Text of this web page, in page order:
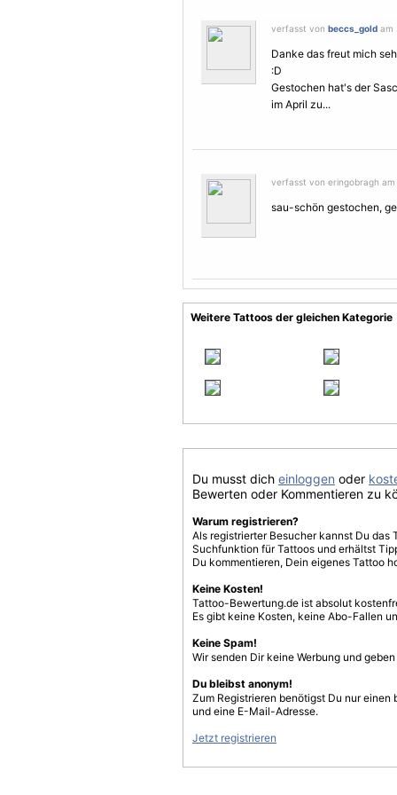
verfasst von beccs_gold am
Danke das freut mich
:D
Gestochen hat's der
im April zu...
verfasst von eringobragh
sau-schön gestochen,
Weitere Tattoos der gleichen Kategorie
Du musst dich einloggen oder
Bewerten oder Kommentieren zu
Warum registrieren?
Als registrierter Besucher kannst Du
Suchfunktion für Tattoos und erhältst
Du kommentieren, Dein eigenes Tattoo
Keine Kosten!
Tattoo-Bewertung.de ist absolut
Es gibt keine Kosten, keine Abo-Fallen
Keine Spam!
Wir senden Dir keine Werbung und
Du bleibst anonym!
Zum Registrieren benötigst Du nur einen
und eine E-Mail-Adresse.
Jetzt registrieren